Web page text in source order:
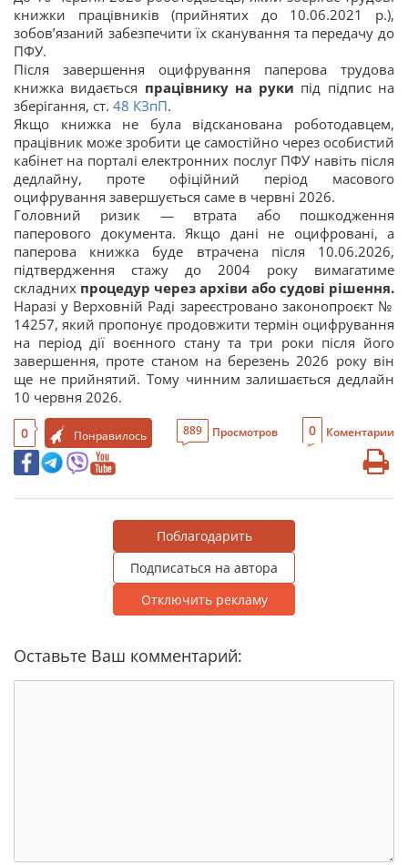
книжки працівників (прийнятих до 10.06.2021 р.),
зобов’язаний забезпечити їх сканування та передачу до
ПФУ.
Після завершення оцифрування паперова трудова
книжка видається працівнику на руки під підпис на
зберігання, ст. 48 КЗпП.
Якщо книжка не була відсканована роботодавцем,
працівник може зробити це самостійно через особистий
кабінет на порталі електронних послуг ПФУ навіть після
дедлайну, проте офіційний період масового
оцифрування завершується саме в червні 2026.
Головний ризик — втрата або пошкодження
паперового документа. Якщо дані не оцифровані, а
паперова книжка буде втрачена після 10.06.2026,
підтвердження стажу до 2004 року вимагатиме
складних процедур через архіви або судові рішення.
Наразі у Верховній Раді зареєстровано законопроєкт №
14257, який пропонує продовжити термін оцифрування
на період дії воєнного стану та три роки після його
завершення, проте станом на березень 2026 року він
ще не прийнятий. Тому чинним залишається дедлайн
10 червня 2026.
0 Понравилось 889 Просмотров 0 Коментарии
Поблагодарить
Подписаться на автора
Отключить рекламу
Оставьте Ваш комментарий: